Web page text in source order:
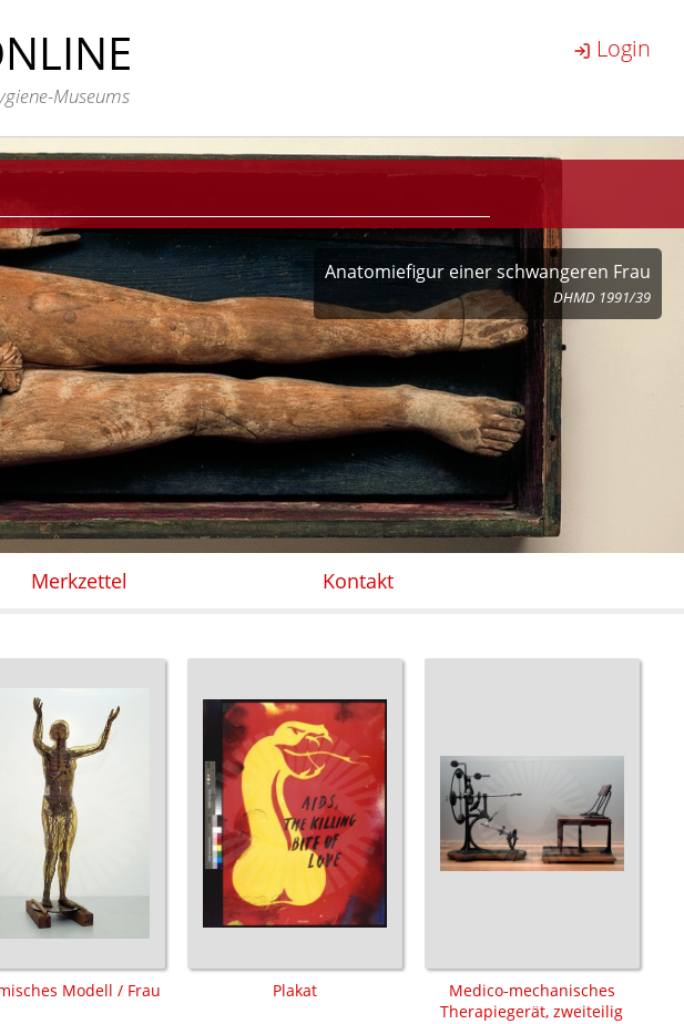
Museums
Login
Anatomiefigur einer schwangeren Frau
DHMD 1991/39
Merkzettel Kontakt
Modell / Frau Plakat
Medico-mechanisches
Therapiegerät, zweiteilig